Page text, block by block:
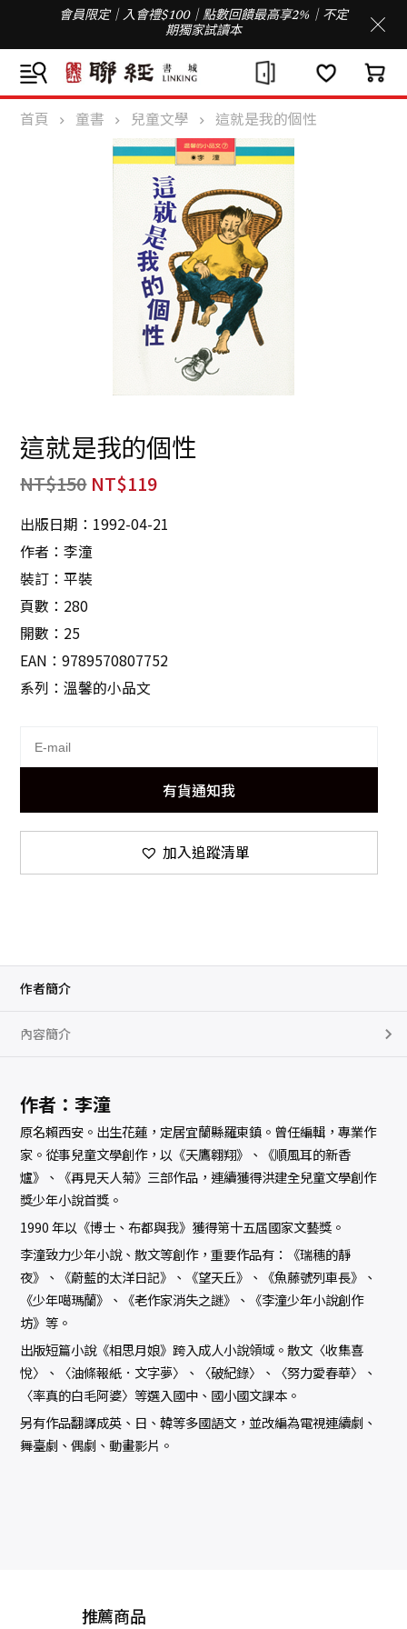
會員限定｜入會禮$100｜點數回饋最高享2%｜不定
期獨家試讀本
首頁 童書 兒童文學 這就是我的個性
這就是我的個性
NT$150 NT$119
出版日期：1992-04-21
作者：李潼
裝訂：平裝
頁數：280
開數：25
EAN：9789570807752
系列：溫馨的小品文
有貨通知我
加入追蹤清單
作者簡介
內容簡介
作者：李潼
原名賴西安。出生花蓮，定居宜蘭縣羅東鎮。曾任編輯，專業作
家。從事兒童文學創作，以《天鷹翱翔》、《順風耳的新香
爐》、《再見天人菊》三部作品，連續獲得洪建全兒童文學創作
獎少年小說首獎。
1990 年以《博士、布都與我》獲得第十五屆國家文藝獎。
李潼致力少年小說、散文等創作，重要作品有：《瑞穗的靜
夜》、《蔚藍的太洋日記》、《望天丘》、《魚藤號列車長》、
《少年噶瑪蘭》、《老作家消失之謎》、《李潼少年小說創作
坊》等。
出版短篇小說《相思月娘》跨入成人小說領域。散文〈收集喜
悅〉、〈油條報紙．文字夢〉、〈破紀錄〉、〈努力愛春華〉、
〈率真的白毛阿婆〉等選入國中、國小國文課本。
另有作品翻譯成英、日、韓等多國語文，並改編為電視連續劇、
舞臺劇、偶劇、動畫影片。
推薦商品